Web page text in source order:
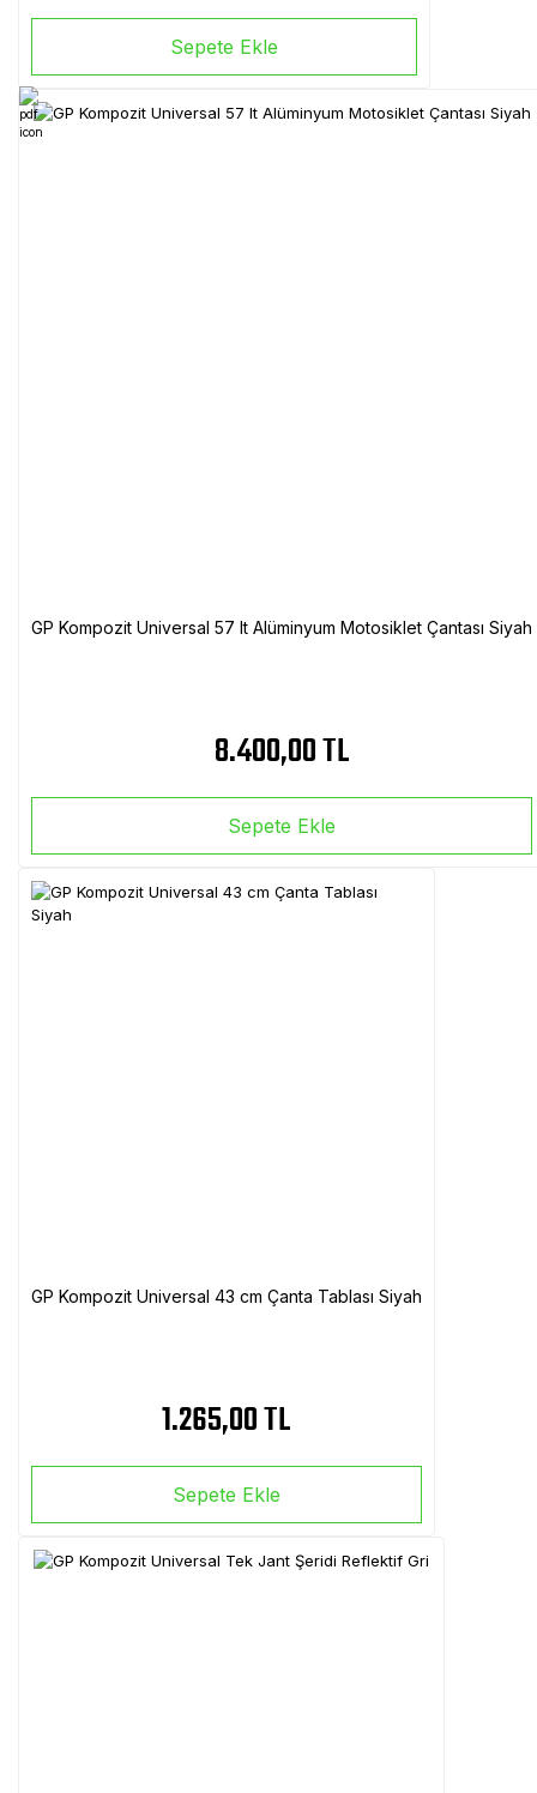
Sepete Ekle
GP Kompozit Universal 57 lt Alüminyum Motosiklet Çantası Siyah
8.400,00 TL
Sepete Ekle
GP Kompozit Universal 43 cm Çanta Tablası Siyah
1.265,00 TL
Sepete Ekle